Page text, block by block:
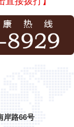
岸路66号